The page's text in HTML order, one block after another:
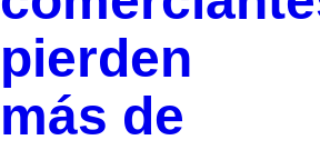
pierden
más de